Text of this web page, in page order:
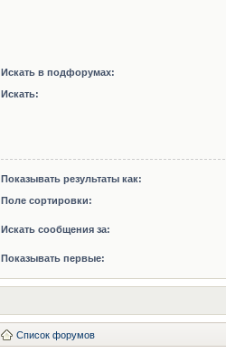
Искать в подфорумах:
Искать:
Показывать результаты как:
Поле сортировки:
Искать сообщения за:
Показывать первые:
Список форумов